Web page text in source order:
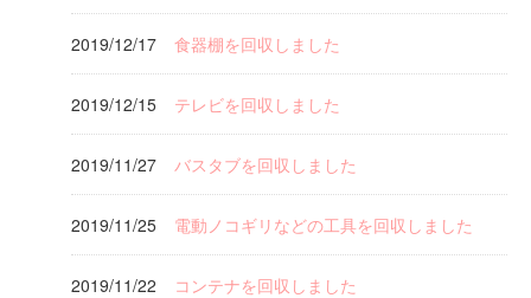
2019/12/17 食器棚を回収しました
2019/12/15 テレビを回収しました
2019/11/27 バスタブを回収しました
2019/11/25 電動ノコギリなどの工具を回収しました
2019/11/22 コンテナを回収しました